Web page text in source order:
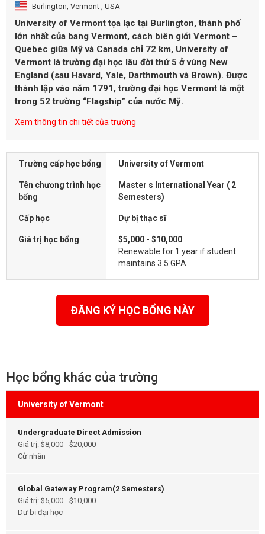
Burlington, Vermont , USA
University of Vermont tọa lạc tại Burlington, thành phố
lớn nhất của bang Vermont, cách biên giới Vermont –
Quebec giữa Mỹ và Canada chỉ 72 km, University of
Vermont là trường đại học lâu đời thứ 5 ở vùng New
England (sau Havard, Yale, Darthmouth và Brown). Được
thành lập vào năm 1791, trường đại học Vermont là một
trong 52 trường “Flagship” của nước Mỹ.
Xem thông tin chi tiết của trường
Trường cấp học bổng University of Vermont
Tên chương trình học
bổng
Master s International Year ( 2
Semesters)
Cấp học Dự bị thạc sĩ
Giá trị học bổng
$5,000 - $10,000
Renewable for 1 year if student
maintains 3.5 GPA
ĐĂNG KÝ HỌC BỔNG NÀY
Học bổng khác của trường
University of Vermont
Undergraduate Direct Admission
Giá trị: $8,000 - $20,000
Cử nhân
Global Gateway Program(2 Semesters)
Giá trị: $5,000 - $10,000
Dự bị đại học